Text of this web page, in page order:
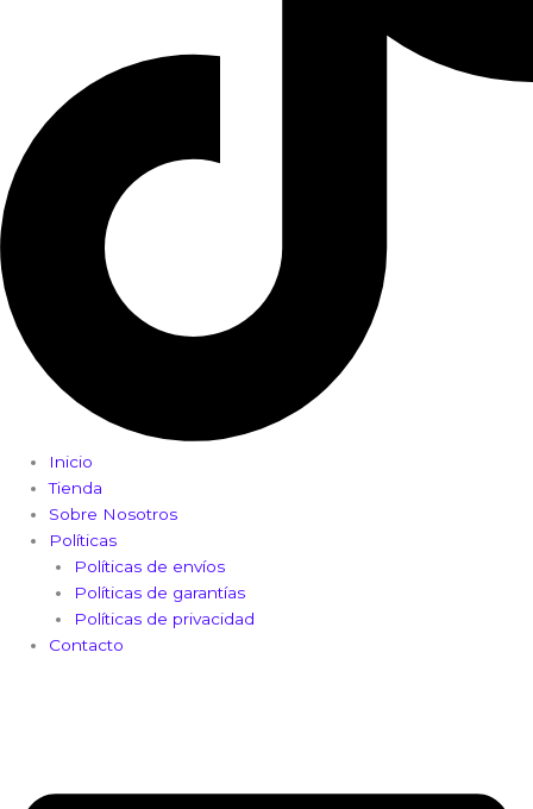
Inicio
Tienda
Sobre Nosotros
Políticas
Políticas de envíos
Políticas de garantías
Políticas de privacidad
Contacto